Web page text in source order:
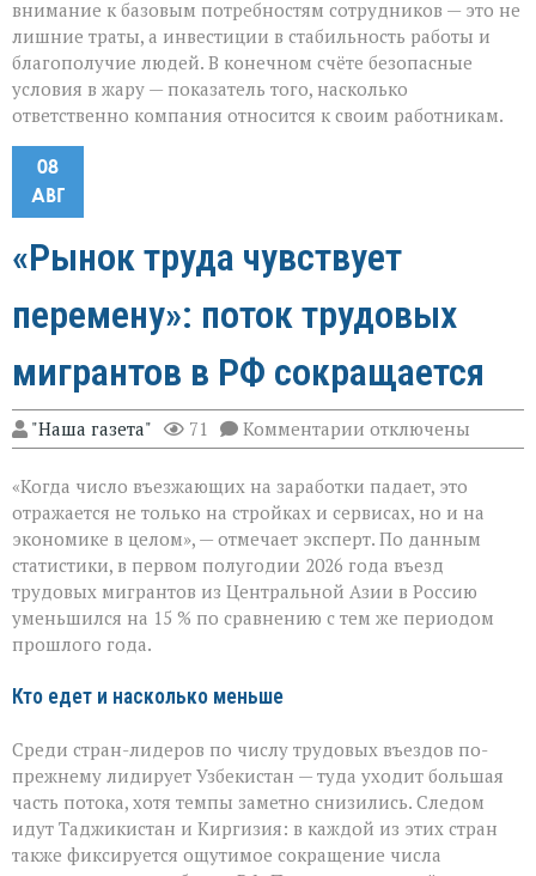
внимание к базовым потребностям сотрудников — это не
лишние траты, а инвестиции в стабильность работы и
благополучие людей. В конечном счёте безопасные
условия в жару — показатель того, насколько
ответственно компания относится к своим работникам.
08
АВГ
«Рынок труда чувствует
перемену»: поток трудовых
мигрантов в РФ сокращается
"Наша газета" 71 Комментарии к
записи
труда
чувствует
перемену»:
поток
трудовых
мигрантов
в
РФ
отключены
«Когда число въезжающих на заработки падает, это
отражается не только на стройках и сервисах, но и на
экономике в целом», — отмечает эксперт. По данным
статистики, в первом полугодии 2026 года въезд
трудовых мигрантов из Центральной Азии в Россию
уменьшился на 15 % по сравнению с тем же периодом
прошлого года.
Кто едет и насколько меньше
Среди стран-лидеров по числу трудовых въездов по-
прежнему лидирует Узбекистан — туда уходит большая
часть потока, хотя темпы заметно снизились. Следом
идут Таджикистан и Киргизия: в каждой из этих стран
также фиксируется ощутимое сокращение числа